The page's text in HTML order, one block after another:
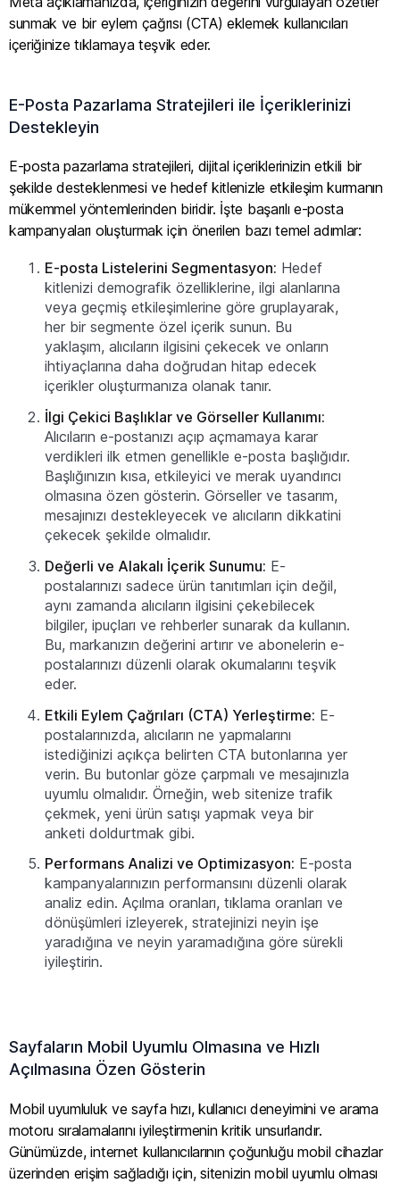
sunmak ve bir eylem çağrısı (CTA) eklemek kullanıcıları
içeriğinize tıklamaya teşvik eder.
E-Posta Pazarlama Stratejileri ile İçeriklerinizi
Destekleyin
E-posta pazarlama stratejileri, dijital içeriklerinizin etkili bir
şekilde desteklenmesi ve hedef kitlenizle etkileşim kurmanın
mükemmel yöntemlerinden biridir. İşte başarılı e-posta
kampanyaları oluşturmak için önerilen bazı temel adımlar:
E-posta Listelerini Segmentasyon: Hedef
kitlenizi demografik özelliklerine, ilgi alanlarına
veya geçmiş etkileşimlerine göre gruplayarak,
her bir segmente özel içerik sunun. Bu
yaklaşım, alıcıların ilgisini çekecek ve onların
ihtiyaçlarına daha doğrudan hitap edecek
içerikler oluşturmanıza olanak tanır.
İlgi Çekici Başlıklar ve Görseller Kullanımı:
Alıcıların e-postanızı açıp açmamaya karar
verdikleri ilk etmen genellikle e-posta başlığıdır.
Başlığınızın kısa, etkileyici ve merak uyandırıcı
olmasına özen gösterin. Görseller ve tasarım,
mesajınızı destekleyecek ve alıcıların dikkatini
çekecek şekilde olmalıdır.
Değerli ve Alakalı İçerik Sunumu: E-
postalarınızı sadece ürün tanıtımları için değil,
aynı zamanda alıcıların ilgisini çekebilecek
bilgiler, ipuçları ve rehberler sunarak da kullanın.
Bu, markanızın değerini artırır ve abonelerin e-
postalarınızı düzenli olarak okumalarını teşvik
eder.
Etkili Eylem Çağrıları (CTA) Yerleştirme: E-
postalarınızda, alıcıların ne yapmalarını
istediğinizi açıkça belirten CTA butonlarına yer
verin. Bu butonlar göze çarpmalı ve mesajınızla
uyumlu olmalıdır. Örneğin, web sitenize trafik
çekmek, yeni ürün satışı yapmak veya bir
anketi doldurtmak gibi.
Performans Analizi ve Optimizasyon: E-posta
kampanyalarınızın performansını düzenli olarak
analiz edin. Açılma oranları, tıklama oranları ve
dönüşümleri izleyerek, stratejinizi neyin işe
yaradığına ve neyin yaramadığına göre sürekli
iyileştirin.
Sayfaların Mobil Uyumlu Olmasına ve Hızlı
Açılmasına Özen Gösterin
Mobil uyumluluk ve sayfa hızı, kullanıcı deneyimini ve arama
motoru sıralamalarını iyileştirmenin kritik unsurlarıdır.
Günümüzde, internet kullanıcılarının çoğunluğu mobil cihazlar
üzerinden erişim sağladığı için, sitenizin mobil uyumlu olması